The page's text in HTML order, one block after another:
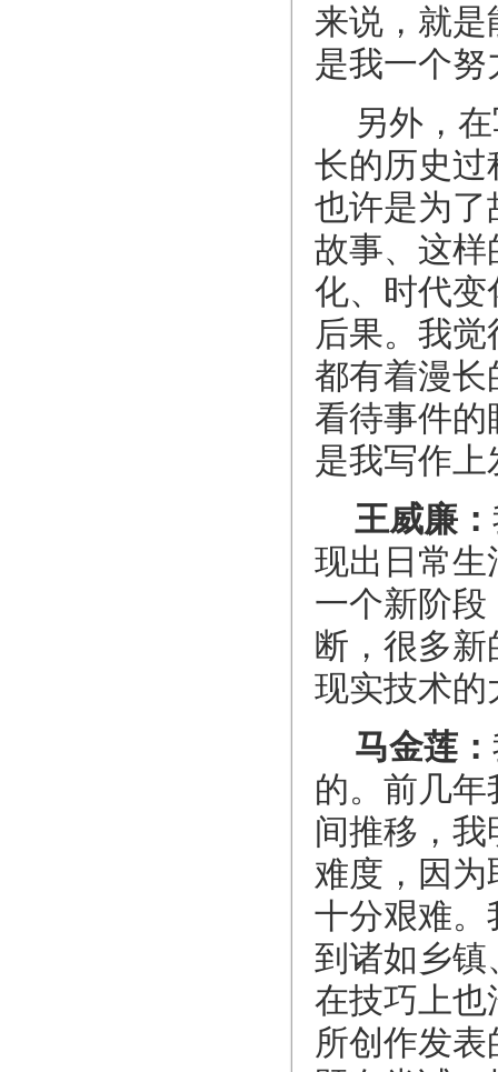
来说，就
是我一个
另外，
长的历史过
也许是为了
故事、这
化、时代变
后果。我
都有着漫长
看待事件的
是我写作
王威廉：
现出日常生
一个新阶
断，很多
现实技术的
马金莲：
的。前几
间推移，
难度，因
十分艰难。
到诸如乡镇
在技巧上也
所创作发